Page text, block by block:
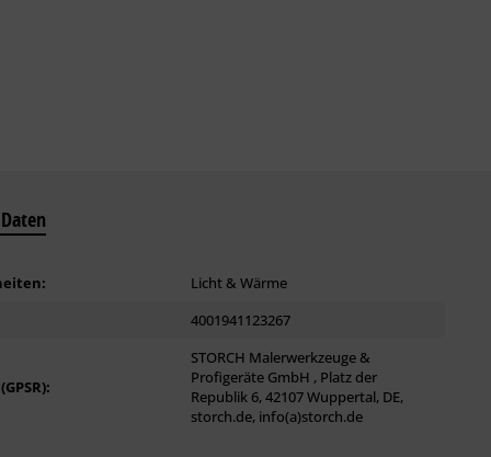
Licht & Wärme
4001941123267
STORCH Malerwerkzeuge &
Profigeräte GmbH , Platz der
Republik 6, 42107 Wuppertal, DE,
storch.de, info(a)storch.de